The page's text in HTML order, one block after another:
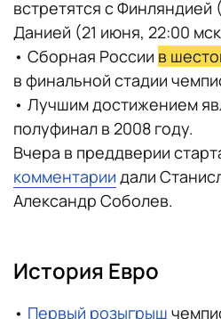
встретятся с Финляндией
Данией (21 июня, 22:00
• Сборная России в
в финальной стадии
• Лучшим достижением
полуфинал в 2008 году.
Вчера в преддверии
комментарии дали
Александр Соболев.
История Евро
• Первый розыгрыш